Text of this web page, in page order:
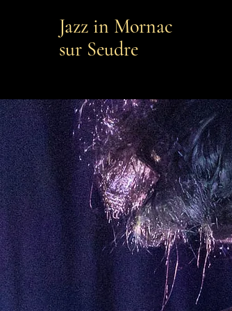
Jazz in Mornac
sur Seudre